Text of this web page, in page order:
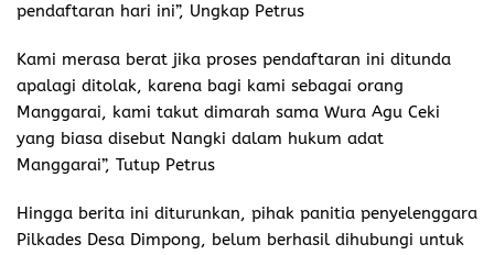
pendaftaran hari ini”, Ungkap Petrus
Kami merasa berat jika proses pendaftaran ini ditunda
apalagi ditolak, karena bagi kami sebagai orang
Manggarai, kami takut dimarah sama Wura Agu Ceki
yang biasa disebut Nangki dalam hukum adat
Manggarai”, Tutup Petrus
Hingga berita ini diturunkan, pihak panitia penyelenggara
Pilkades Desa Dimpong, belum berhasil dihubungi untuk